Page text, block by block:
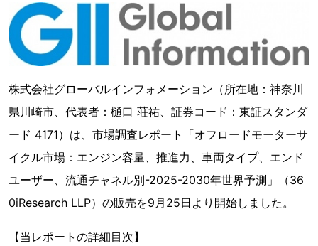
株式会社グローバルインフォメーション（所在地：神奈川
県川崎市、代表者：樋口 荘祐、証券コード：東証スタンダ
ード 4171）は、市場調査レポート「オフロードモーターサ
イクル市場：エンジン容量、推進力、車両タイプ、エンド
ユーザー、流通チャネル別-2025-2030年世界予測」（36
0iResearch LLP）の販売を9月25日より開始しました。
【当レポートの詳細目次】